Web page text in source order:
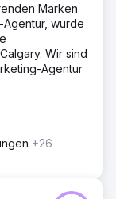
Marken
Agentur, wurde
Wir sind
Agentur
+26